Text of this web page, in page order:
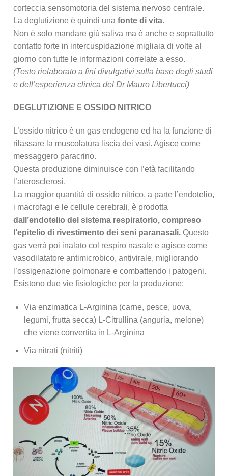
corteccia sensomotoria del sistema nervoso centrale.
La deglutizione è quindi unafonte di vita.
Non è solo mandare giù saliva ma è anche e soprattutto
contatto forte in intercuspidazione migliaia di volte al
giorno con tutte le informazioni correlate a esso.
(Testo rielaborato a fini divulgativi sulla base degli studi
e dell’esperienza clinica del Dr Mauro Libertucci)
DEGLUTIZIONE E OSSIDO NITRICO
L’ossido nitrico è un gas endogeno ed ha la funzione di
rilassare la muscolatura liscia dei vasi. Agisce come
messaggero paracrino.
Questa produzione diminuisce con l’età facilitando
l’aterosclerosi.
La maggior quantità di ossido nitrico, a parte l’endotelio,
i macrofagi e le cellule cerebrali, è prodotta
dall’endotelio del sistema respiratorio, compreso
l’epitelio di rivestimento dei seni paranasali. Questo
gas verrà poi inalato col respiro nasale e agisce come
vasodilatatore antimicrobico, antivirale, migliorando
l’ossigenazione polmonare e combattendo i patogeni.
Esistono due vie fisiologiche per la produzione:
Via enzimatica L-Arginina (carne, pesce, uova,
legumi, frutta secca) L-Citrullina (anguria, melone)
che viene convertita in L-Arginina
Via nitrati (nitriti)